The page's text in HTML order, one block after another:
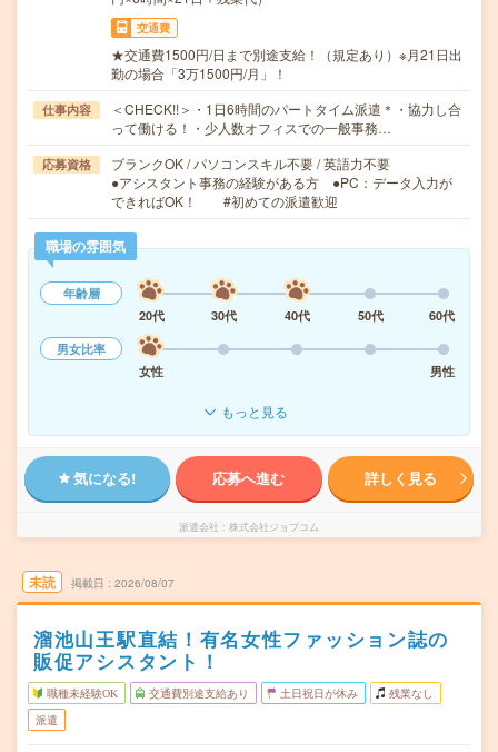
交通費
★交通費1500円/日まで別途支給！（規定あり）※月21日出
勤の場合「3万1500円/月」！
仕事内容
＜CHECK!!＞・1日6時間のパートタイム派遣＊・協力し合
って働ける！・少人数オフィスでの一般事務…
応募資格
ブランクOK / パソコンスキル不要 / 英語力不要
●アシスタント事務の経験がある方 ●PC：データ入力が
できればOK！ #初めての派遣歓迎
職場の雰囲気
年齢層
20代
30代 40代 50代
60代
男女比率
女性
男性
もっと見る
気になる! 応募へ進む 詳しく見る
派遣会社 株式会社ジョブコム
未読 掲載日 2026/08/07
溜池山王駅直結！有名女性ファッション誌の
販促アシスタント！
職種未経験OK 交通費別途支給あり 土日祝日が休み 残業なし
派遣